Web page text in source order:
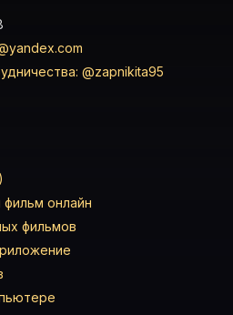
@zapnikita95
фильм онлайн
фильмов